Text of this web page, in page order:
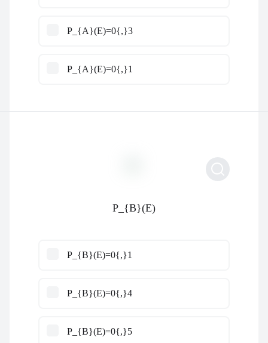
P_{A}(E)=0{,}3
P_{A}(E)=0{,}1
P_{B}(E)
P_{B}(E)=0{,}1
P_{B}(E)=0{,}4
P_{B}(E)=0{,}5